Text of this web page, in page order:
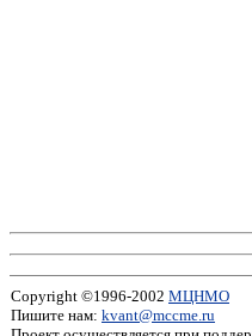
Copyright ©1996-2002 МЦНМО
Пишите нам: kvant@mccme.ru